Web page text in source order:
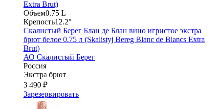
Объем0.75 L
Крепость12.2°
Скалистый Берег Блан де Блан вино игристое экстра
брют белое 0.75 л (Skalistyj Bereg Blanc de Blancs Extra
Brut)
АО Скалистый Берег
Россия
Экстра брют
3 490 ₽
Зарезервировать